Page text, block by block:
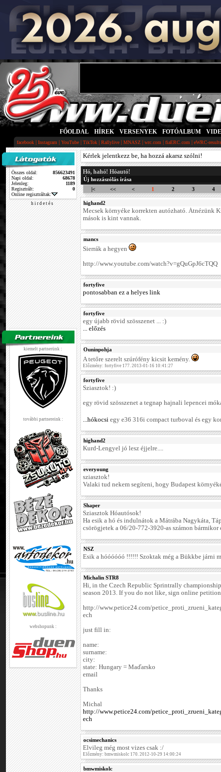
FŐOLDAL HÍREK VERSENYEK FOTÓALBUM
facebook | Instagram | YouTube | TikTok | Rallylive | MNASZ | wrc.com | fiaERC.com | eWRC-
Összes oldal:
856623491
Napi oldal:
68678
Jelenleg:
1189
Regisztrált:
0
Online regisztráltak:
h i r d e t é s
kiemelt partnerünk :
további partnereink :
webshopunk :
Kérlek jelentkezz be, ha hozzá akarsz szólni!
Hó, hahó! Hóautó!
Új hozzászólás írása
|<
<< < 1 2 3 4
highand2
Mecsek környéke korrekten autózható. Átnézünk
mások is kint vannak.
mancs
Sierrák a hegyen
http://www.youtube.com/watch?v=gQuGpJ6cTQQ
fortyfive
pontosabban ez a helyes link
fortyfive
egy újabb rövid szösszenet ... :)
... előzés
Ouninpohja
A tetőre szerelt szúrófény kicsit kemény.
Előzmény: fortyfive 177. 2013-01-16 10:41:27
fortyfive
Sziasztok! :)
egy rövid szösszenet a tegnap hajnali lepencei
...hókocsi egy e36 316i compact turboval és egy
highand2
Kurd-Lengyel jó lesz éjjelre....
everyoung
sziasztok!
Valaki tud nekem segíteni, hogy Budapest
Shaper
Sziasztok Hóautósok!
Ha esik a hó és indulnátok a Mátrába Nagykáta,
csörögjetek a 06/20-772-3920-as számon bármikor
NSZ
Esik a hóóóóóó !!!!!! Szoktak még a Bükkbe járni
Michalin STR8
Hi, in the Czech Republic Sprintrally
season 2013. If you do not like, sign online
http://www.petice24.com/
ech
just fill in:
name:
surname:
city:
state: Hungary = Maďarsko
email
Thanks
Michal
http://www.petice24.com/
ech
ocsimechanics
Elvileg még most vizes csak :/
Előzmény: bmwmiskolc 170. 2012-10-29 14:00:24
bmwmiskolc